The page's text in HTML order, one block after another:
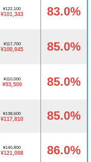
¥122,100
¥101,343 83.0%
¥117,700
¥100,045 85.0%
¥110,000
¥93,500 85.0%
¥138,600
¥117,810 85.0%
¥140,800
¥121,088 86.0%